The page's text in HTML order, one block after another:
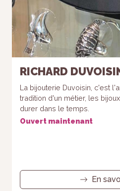
RICHARD
La bijouterie Duvoisin, c'est
tradition d'un métier, les
durer dans le temps.
Ouvert maintenant
En